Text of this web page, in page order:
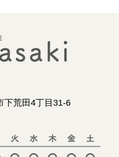
下荒田4丁目31-6